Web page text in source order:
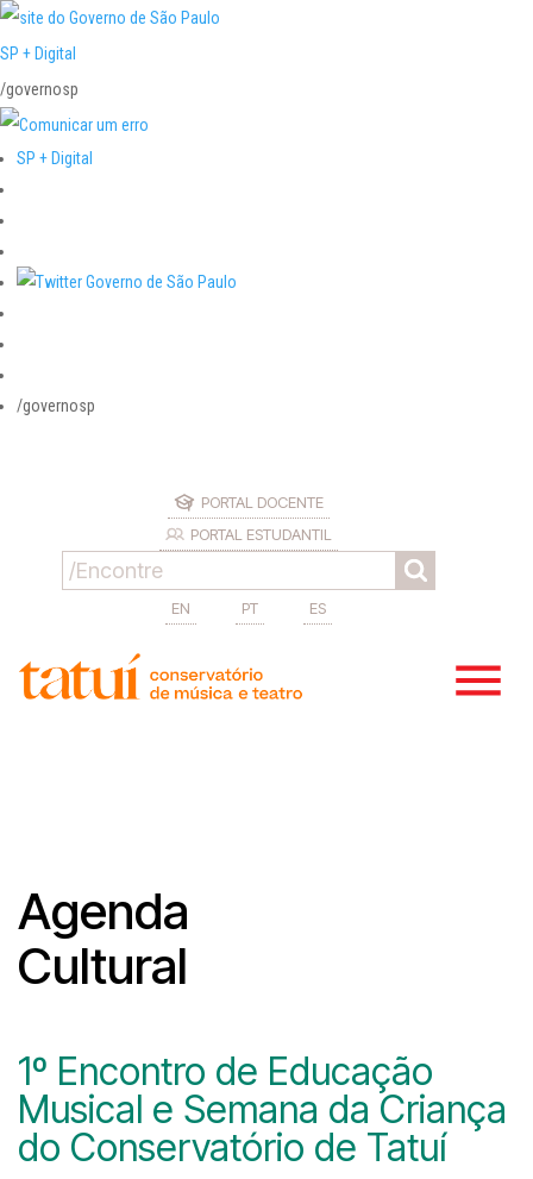
SP + Digital
/governosp
SP + Digital
/governosp
PORTAL DOCENTE
PORTAL ESTUDANTIL
EN PT ES
Agenda
Cultural
1º Encontro de Educação
Musical e Semana da Criança
do Conservatório de Tatuí